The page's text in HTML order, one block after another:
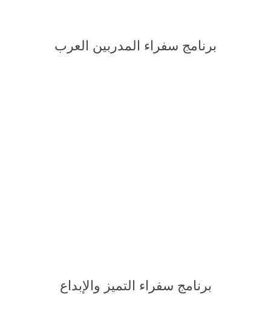
برنامج سفراء المدربين العرب
برنامج سفراء التميز والإبداع